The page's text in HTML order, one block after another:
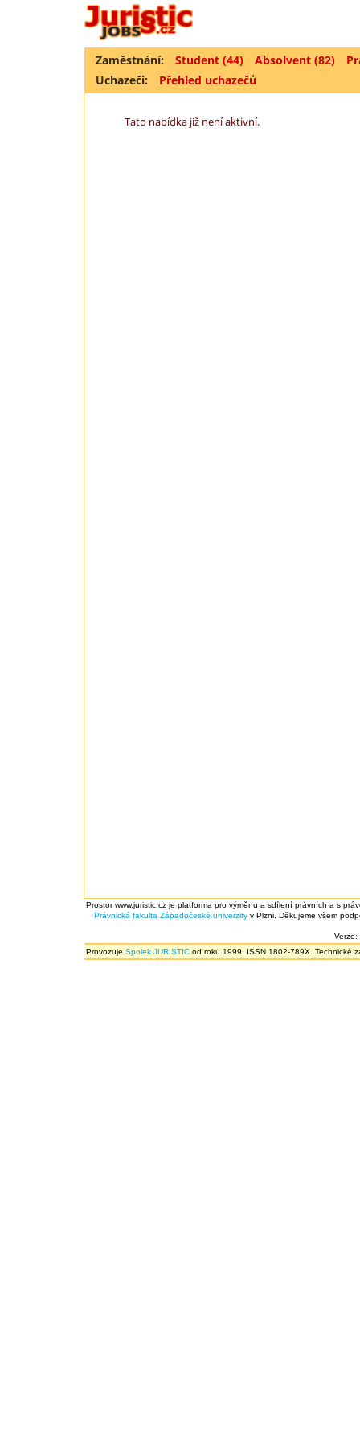
Zaměstnání: Student (44) Absolvent (82)
Uchazeči:
Přehled uchazečů
Tato nabídka již není aktivní.
Prostor www.juristic.cz je platforma pro výměnu a sdílení právních a s
Právnická fakulta Západočeské univerzity v Plzni. Děkujeme všem
Verze:
Provozuje Spolek JURISTIC od roku 1999. ISSN 1802-789X. Technické